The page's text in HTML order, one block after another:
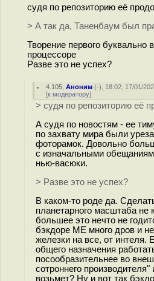
судя по репозиторию её
> А так да, Таненбаум был
Творение первого буквально
процессоре
Разве это не успех?
4.105 ,Аноним (-), 18:02, 17/01/
[к модератору]
> судя по репозиторию её
А судя по новостям - ее
по захвату мира были
фоторамок. Довольно
с изначальными
нью-васюки.
> Разве это не успех?
В каком-то роде да.
планетарного масштаба
большее это нечто не
бэкдоре ME много дров и
железки на все, от интеля.
общего назначения
посообразительнее во
сотроннего производителя"
возьмет? Ну и вот так